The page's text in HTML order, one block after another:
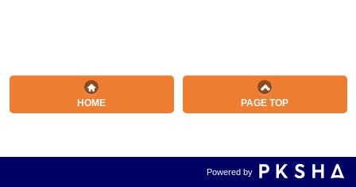
Powered by
HOME PAGE TOP